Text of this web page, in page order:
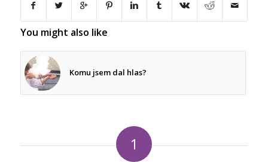
You might also like
Komu jsem dal hlas?
1